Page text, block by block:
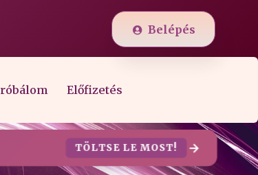
Belépés
Előfizetés
TÖLTSE LE MOST!